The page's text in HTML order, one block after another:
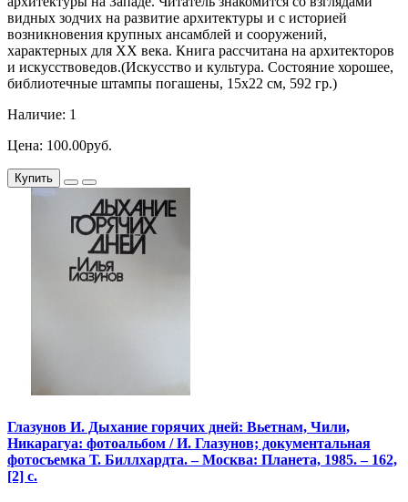
видных зодчих на развитие архитектуры и с историей
возникновения крупных ансамблей и сооружений,
характерных для ХХ века. Книга рассчитана на архитекторов
и искусствоведов.(Искусство и культура. Состояние хорошее,
библиотечные штампы погашены, 15х22 см, 592 гр.)
Наличие: 1
Цена: 100.00руб.
Купить
Глазунов И. Дыхание горячих дней: Вьетнам, Чили,
Никарагуа: фотоальбом / И. Глазунов; документальная
фотосъемка Т. Биллхардта. – Москва: Планета, 1985. – 162,
[2] с.